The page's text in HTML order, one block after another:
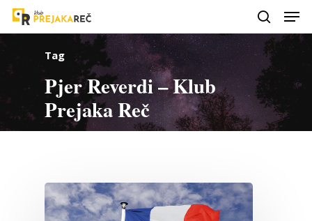
Tag
Pjer Reverdi – Klub
Prejaka Reč